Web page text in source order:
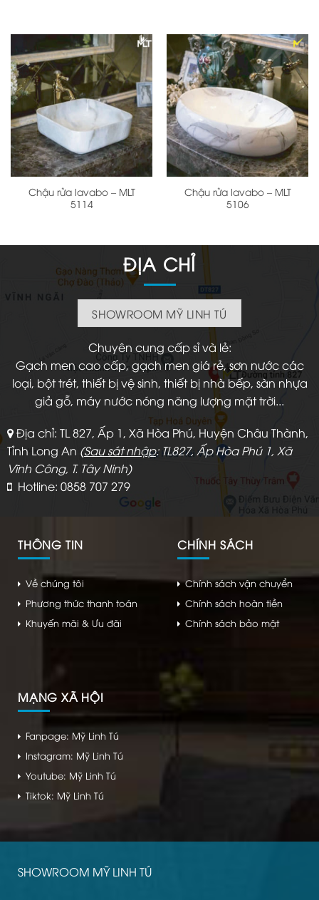
Chậu rửa lavabo – MLT
5114
Chậu rửa lavabo – MLT
5106
ĐỊA CHỈ
SHOWROOM MỸ LINH TÚ
Chuyên cung cấp sỉ và lẻ:
Gạch men cao cấp, gạch men giá rẻ, sơn nước các
loại, bột trét, thiết bị vệ sinh, thiết bị nhà bếp, sàn nhựa
giả gỗ, máy nước nóng năng lượng mặt trời...
Địa chỉ: TL 827, Ấp 1, Xã Hòa Phú, Huyện Châu Thành,
Tỉnh Long An (Sau sát nhập: TL827, Ấp Hòa Phú 1, Xã
Vĩnh Công, T. Tây Ninh)
Hotline: 0858 707 279
THÔNG TIN
Về chúng tôi
Phương thức thanh toán
Khuyến mãi & Ưu đãi
CHÍNH SÁCH
Chính sách vận chuyển
Chính sách hoàn tiền
Chính sách bảo mật
MẠNG XÃ HỘI
Fanpage: Mỹ Linh Tú
Instagram: Mỹ Linh Tú
Youtube: Mỹ Linh Tú
Tiktok: Mỹ Linh Tú
SHOWROOM MỸ LINH TÚ